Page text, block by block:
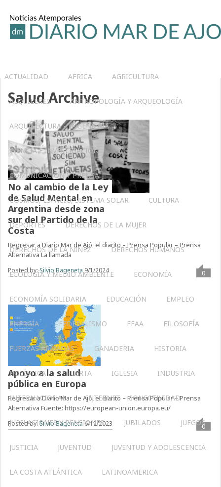
ACTUALIDAD AFRICA AGRICULTURA
ALQUILERES ANTROPOLOGÍA Y ARQUEOLOGÍA
ARQUITECTURA – INGENIERIA
CIENCIA E INVESTIGACIÓN CLIMA
COMUNICACIÓN Y PRENSA
COSMOS, ESPACIO, SISTEMA SOLAR CULTURA
DEPORTES DERECHOS DE LA MUJER
DERECHOS DE LA NIÑEZ DERECHOS HUMANOS
ECOLOGÍA Y MEDIO AMBIENTE ECONOMÍA
ECONOMÍA SOLIDARIA EDUCACIÓN EMPLEO
ENERGÍA FEDERALISMO FFAA FILOSOFÍA
FUERZAS ARMADAS GANADERIA HISTORIA
HOLÍSTICA HUERTA IGLESIA INDUSTRIA
INTERNACIONAL INTERNET – CONECTIVIDAD
JUBILACIONES Y PENSIONES JUBILADOS JUEGOS
JUSTICIA JUVENTUD JUVENTUD Y ADOLESCENCIA
LA COSTA ATLÁNTICA LATINOAMERICA
Salud Archive
No al cambio de la Ley
de Salud Mental en
Argentina desde zona
sur del Partido de la
Costa
Regresar a Diario Mar de Ajó, el diarito – Prensa Popular – Prensa
Alternativa La llamada
Posted by:Silvio Bageneta 9/1/2024 0
Apoyo a la salud
pública en Europa
Regresar a Diario Mar de Ajó, el diarito – Prensa Popular – Prensa
Alternativa Fuente: https://european-union.europa.eu/
Posted by:Silvio Bageneta 6/12/2023 0